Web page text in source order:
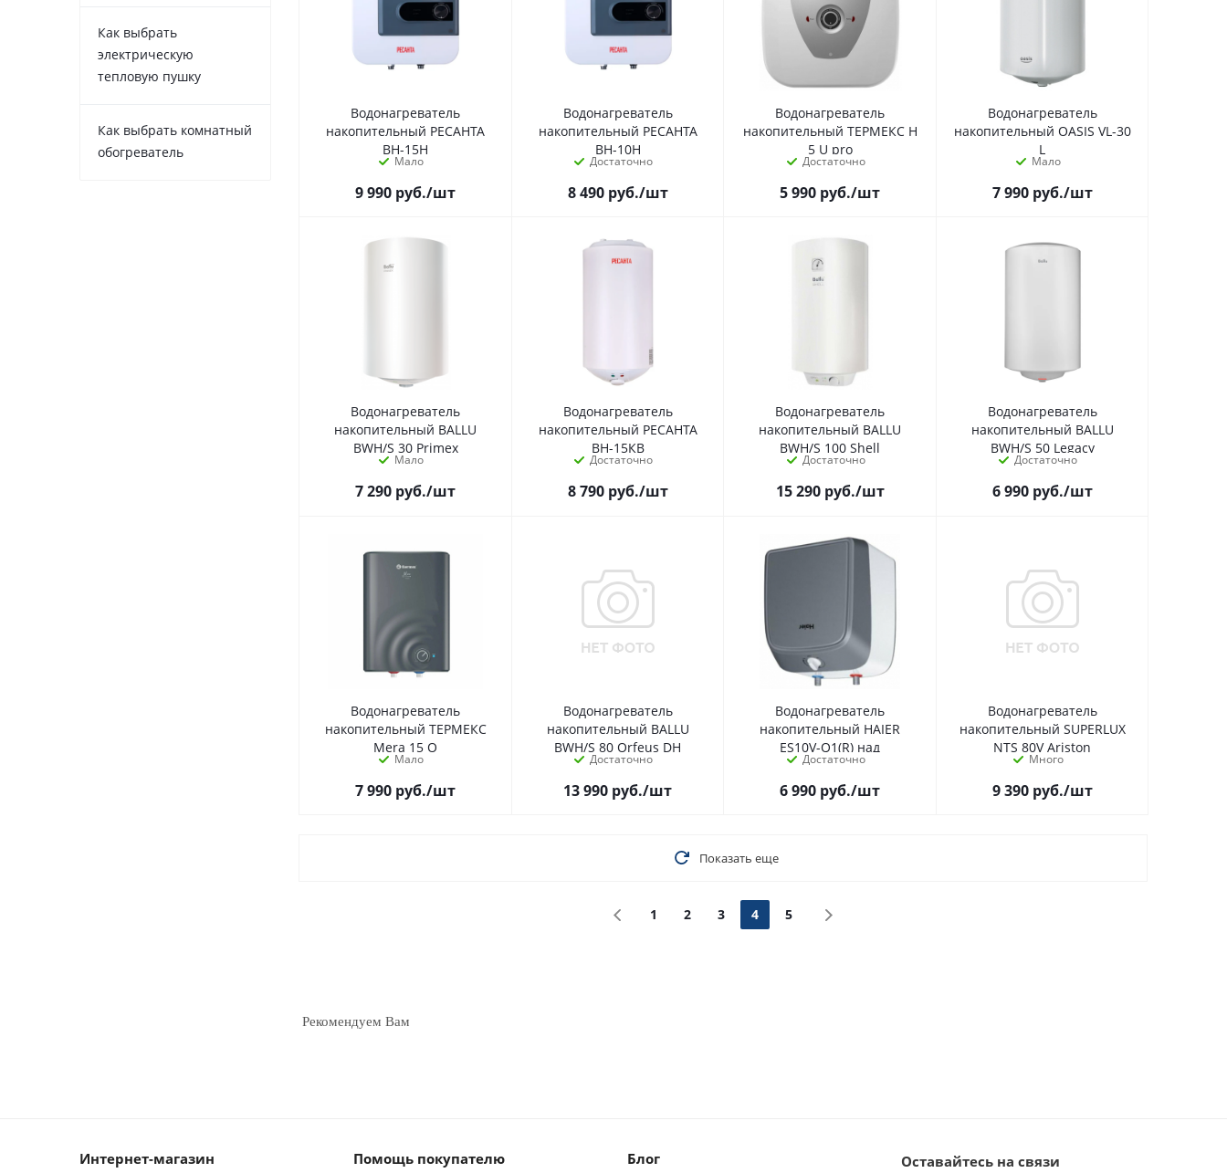
Водонагреватель
накопительный РЕСАНТА
ВН-15Н
Мало
9 990 руб./шт
Водонагреватель
накопительный РЕСАНТА
ВН-10Н
Достаточно
8 490руб./шт
Водонагреватель
накопительный ТЕРМЕКС H
5 U pro
Достаточно
5 990 руб./шт
Водонагреватель
накопительный OASIS VL-30
L
Мало
7 990руб./шт
Водонагреватель
накопительный BALLU
BWH/S 30 Primex
Мало
7 290 руб./шт
Водонагреватель
накопительный РЕСАНТА
ВН-15КВ
Достаточно
8 790руб./шт
Водонагреватель
накопительный BALLU
BWH/S 100 Shell
Достаточно
15 290руб./шт
Водонагреватель
накопительный BALLU
BWH/S 50 Legacy
Достаточно
6 990руб./шт
Водонагреватель
накопительный ТЕРМЕКС
Mera 15 O
Мало
7 990 руб./шт
Водонагреватель
накопительный BALLU
BWH/S 80 Orfeus DH
Достаточно
13 990 руб./шт
Водонагреватель
накопительный HAIER
ES10V-Q1(R) над
Достаточно
6 990 руб./шт
Водонагреватель
накопительный SUPERLUX
NTS 80V Ariston
Много
9 390руб./шт
Показать еще
1 2 3 4 5
Рекомендуем Вам
Как выбрать
электрическую
тепловую пушку
Как выбрать комнатный
обогреватель
Интернет-магазин Помощь покупателю Блог Оставайтесь на связи